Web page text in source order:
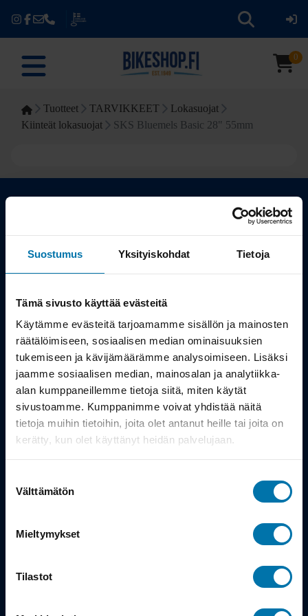
Suostumus Yksityiskohdat Tietoja
Tämä sivusto käyttää evästeitä
Käytämme evästeitä tarjoamamme sisällön ja mainosten
räätälöimiseen, sosiaalisen median ominaisuuksien
tukemiseen ja kävijämäärämme analysoimiseen. Lisäksi
jaamme sosiaalisen median, mainosalan ja analytiikka-
alan kumppaneillemme tietoja siitä, miten käytät
sivustoamme. Kumppanimme voivat yhdistää näitä
tietoja muihin tietoihin, joita olet antanut heille tai joita on
kerätty, kun olet käyttänyt heidän palvelujaan.
valinta
Välttämätön
Mieltymykset
Tilastot
0
Tuotteet TARVIKKEET
Lokasuojat
Kiinteät lokasuojat
SKS Bluemels Basic 28" 55mm
Kauppa
Työsuhdepyörä
Info
Toimitus
Takuu ja palautukset